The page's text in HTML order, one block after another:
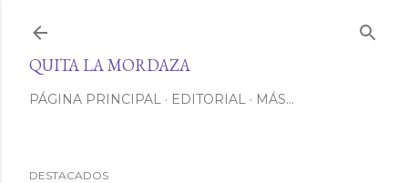
QUITA LA MORDAZA
PÁGINA PRINCIPAL EDITORIAL MÁS…
DESTACADOS